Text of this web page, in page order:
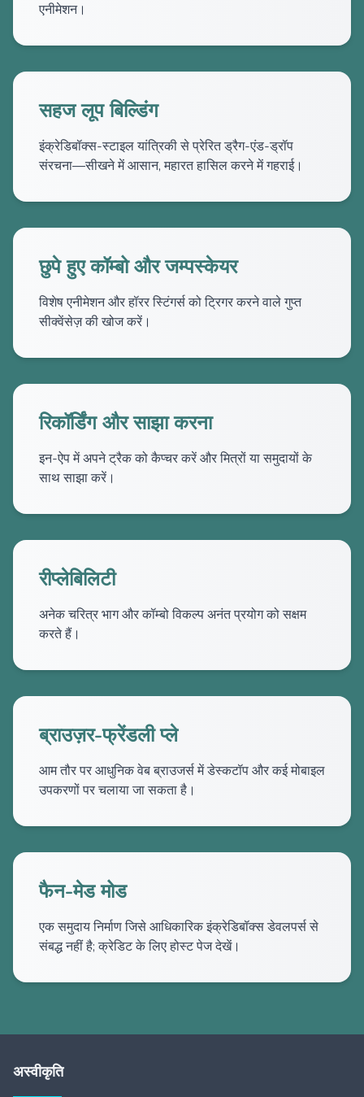
एनीमेशन।
सहज लूप बिल्डिंग
इंक्रेडिबॉक्स-स्टाइल यांत्रिकी से प्रेरित ड्रैग-एंड-ड्रॉप
संरचना—सीखने में आसान, महारत हासिल करने में गहराई।
छुपे हुए कॉम्बो और जम्पस्केयर
विशेष एनीमेशन और हॉरर स्टिंगर्स को ट्रिगर करने वाले गुप्त
सीक्वेंसेज़ की खोज करें।
रिकॉर्डिंग और साझा करना
इन-ऐप में अपने ट्रैक को कैप्चर करें और मित्रों या समुदायों के
साथ साझा करें।
रीप्लेबिलिटी
अनेक चरित्र भाग और कॉम्बो विकल्प अनंत प्रयोग को सक्षम
करते हैं।
ब्राउज़र-फ्रेंडली प्ले
आम तौर पर आधुनिक वेब ब्राउजर्स में डेस्कटॉप और कई मोबाइल
उपकरणों पर चलाया जा सकता है।
फैन-मेड मोड
एक समुदाय निर्माण जिसे आधिकारिक इंक्रेडिबॉक्स डेवलपर्स से
संबद्ध नहीं है; क्रेडिट के लिए होस्ट पेज देखें।
अस्वीकृति